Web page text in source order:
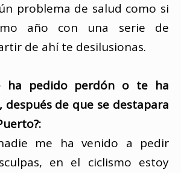
problema de salud como si
año con una serie de
de ahí te desilusionas.
ha pedido perdón o te ha
después de que se destapara
me ha venido a pedir
en el ciclismo estoy